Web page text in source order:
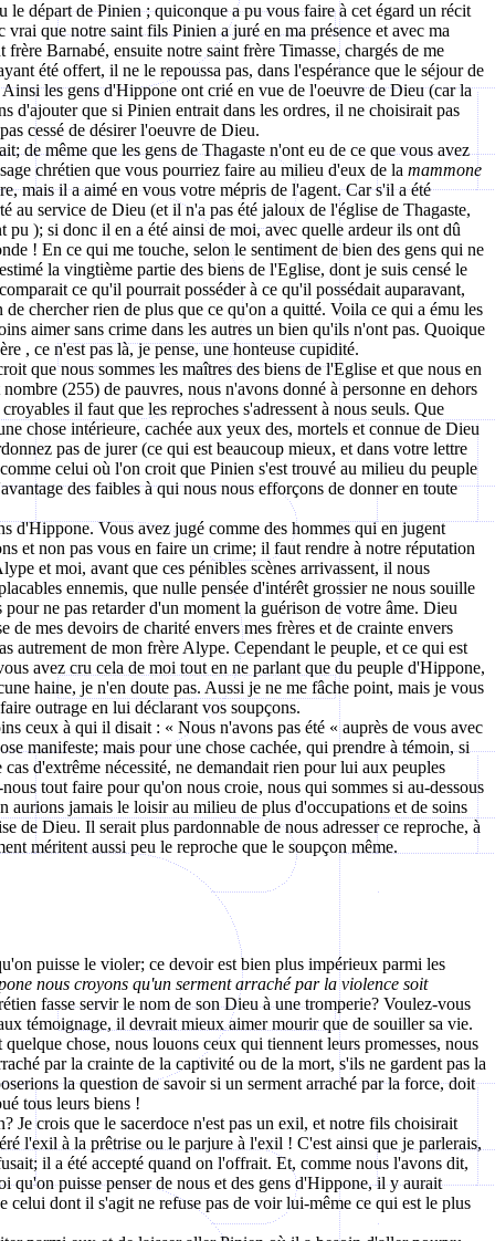
départ de Pinien ; quiconque a pu vous faire à cet égard un récit
que notre saint fils Pinien a juré en ma présence et avec ma
Barnabé, ensuite notre saint frère Timasse, chargés de me
été offert, il ne le repoussa pas, dans l'espérance que le séjour de
les gens d'Hippone ont crié en vue de l'oeuvre de Dieu (car la
d'ajouter que si Pinien entrait dans les ordres, il ne choisirait pas
cessé de désirer l'oeuvre de Dieu.
de même que les gens de Thagaste n'ont eu de ce que vous avez
chrétien que vous pourriez faire au milieu d'eux de la mammone
mais il a aimé en vous votre mépris de l'agent. Car s'il a été
au service de Dieu (et il n'a pas été jaloux de l'église de Thagaste,
); si donc il en a été ainsi de moi, avec quelle ardeur ils ont dû
! En ce qui me touche, selon le sentiment de bien des gens qui ne
la vingtième partie des biens de l'Eglise, dont je suis censé le
ce qu'il pourrait posséder à ce qu'il possédait auparavant,
chercher rien de plus que ce qu'on a quitté. Voila ce qui a ému les
aimer sans crime dans les autres un bien qu'ils n'ont pas. Quoique
, ce n'est pas là, je pense, une honteuse cupidité.
que nous sommes les maîtres des biens de l'Eglise et que nous en
(255) de pauvres, nous n'avons donné à personne en dehors
il faut que les reproches s'adressent à nous seuls. Que
chose intérieure, cachée aux yeux des, mortels et connue de Dieu
pas de jurer (ce qui est beaucoup mieux, et dans votre lettre
celui où l'on croit que Pinien s'est trouvé au milieu du peuple
des faibles à qui nous nous efforçons de donner en toute
d'Hippone. Vous avez jugé comme des hommes qui en jugent
et non pas vous en faire un crime; il faut rendre à notre réputation
et moi, avant que ces pénibles scènes arrivassent, il nous
ennemis, que nulle pensée d'intérêt grossier ne nous souille
ne pas retarder d'un moment la guérison de votre âme. Dieu
mes devoirs de charité envers mes frères et de crainte envers
autrement de mon frère Alype. Cependant le peuple, et ce qui est
avez cru cela de moi tout en ne parlant que du peuple d'Hippone,
haine, je n'en doute pas. Aussi je ne me fâche point, mais je vous
outrage en lui déclarant vos soupçons.
ceux à qui il disait : « Nous n'avons pas été « auprès de vous avec
manifeste; mais pour une chose cachée, qui prendre à témoin, si
d'extrême nécessité, ne demandait rien pour lui aux peuples
tout faire pour qu'on nous croie, nous qui sommes si au-dessous
aurions jamais le loisir au milieu de plus d'occupations et de soins
de Dieu. Il serait plus pardonnable de nous adresser ce reproche, à
méritent aussi peu le reproche que le soupçon même.
puisse le violer; ce devoir est bien plus impérieux parmi les
nous croyons qu'un serment arraché par la violence soit
fasse servir le nom de son Dieu à une tromperie? Voulez-vous
témoignage, il devrait mieux aimer mourir que de souiller sa vie.
chose, nous louons ceux qui tiennent leurs promesses, nous
par la crainte de la captivité ou de la mort, s'ils ne gardent pas la
la question de savoir si un serment arraché par la force, doit
tous leurs biens !
Je crois que le sacerdoce n'est pas un exil, et notre fils choisirait
l'exil à la prêtrise ou le parjure à l'exil ! C'est ainsi que je parlerais,
il a été accepté quand on l'offrait. Et, comme nous l'avons dit,
qu'on puisse penser de nous et des gens d'Hippone, il y aurait
celui dont il s'agit ne refuse pas de voir lui-même ce qui est le plus